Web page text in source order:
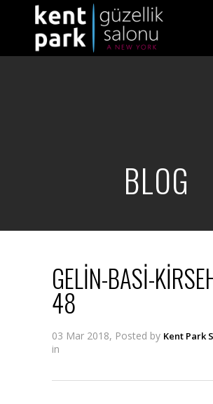
BLOG
GELIN-BASI-
48
03 Mar 2018, Posted by Kent Park
in